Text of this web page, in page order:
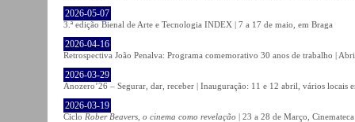
2026-05-07
3.ª edição Bienal de Arte e Tecnologia INDEX | 7 a 17 de maio, em Braga
2026-04-16
Retrospectiva João Penalva: Programa comemorativo 30 anos de trabalho |
2026-03-29
Anozero’26 – Segurar, dar, receber | Inauguração: 11 e 12 abril, vários locais
2026-03-19
Ciclo Rober Beavers, o cinema como revelação | 23 a 28 de Março,